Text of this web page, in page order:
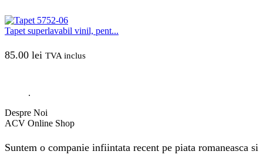
Tapet superlavabil vinil, pent...
85.00 lei TVA inclus
.
Despre Noi
ACV Online Shop
Suntem o companie infiintata recent pe piata romaneasca si